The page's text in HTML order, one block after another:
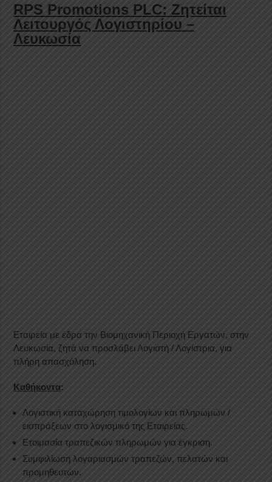
RPS Promotions PLC: Ζητείται
Λειτουργός Λογιστηρίου –
Λευκωσία
Εταιρεία με έδρα την Βιομηχανική Περιοχή Εργατών, στην
Λευκωσία, ζητά να προσλάβει Λογιστή / Λογίστρια, για
πλήρη απασχόληση.
Καθήκοντα:
Λογιστική καταχώρηση τιμολογίων και πληρωμών /
εισπράξεων στο λογισμικό της Εταιρείας.
Ετοιμασία τραπεζικών πληρωμών για έγκριση.
Συμφιλίωση λογαριασμών τραπεζών, πελατών και
προμηθευτών.